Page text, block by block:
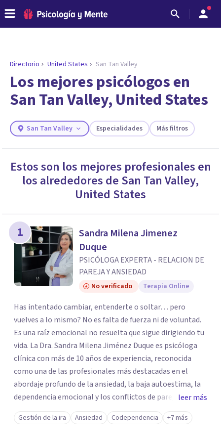
ENCONTRAR MI TERAPEUTA
¿Necesitas ayuda para encontrar el
psicólogo adecuado?
Responde a unas breves preguntas y te ofreceremos
necesidades.
Directorio United States San Tan Valley
Los mejores psicólogos en
San Tan Valley, United States
San Tan Valley Especialidades Más filtros
Estos son los mejores profesionales en
los alrededores de San Tan Valley,
United States
1
Sandra Milena Jimenez
Duque
PSICÓLOGA EXPERTA - RELACION DE
PAREJA Y ANSIEDAD
No verificado Terapia Online
Has intentado cambiar, entenderte o soltar… pero
vuelves a lo mismo? No es falta de fuerza ni de voluntad.
Es una raíz emocional no resuelta que sigue dirigiendo tu
vida. La Dra. Sandra Milena Jiménez Duque es psicóloga
clínica con más de 10 años de experiencia, reconocida
como una de las profesionales más destacadas en el
abordaje profundo de la ansiedad, la baja autoestima, la
dependencia emocional y los conflictos de pareja. Ha
trabajado con pacientes en diferentes países,
acompañando procesos complejos. Su enfoque
leer más
Gestión de la ira Ansiedad Codependencia +7 más